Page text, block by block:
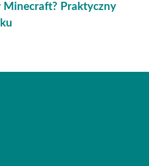
Minecraft? Praktyczny